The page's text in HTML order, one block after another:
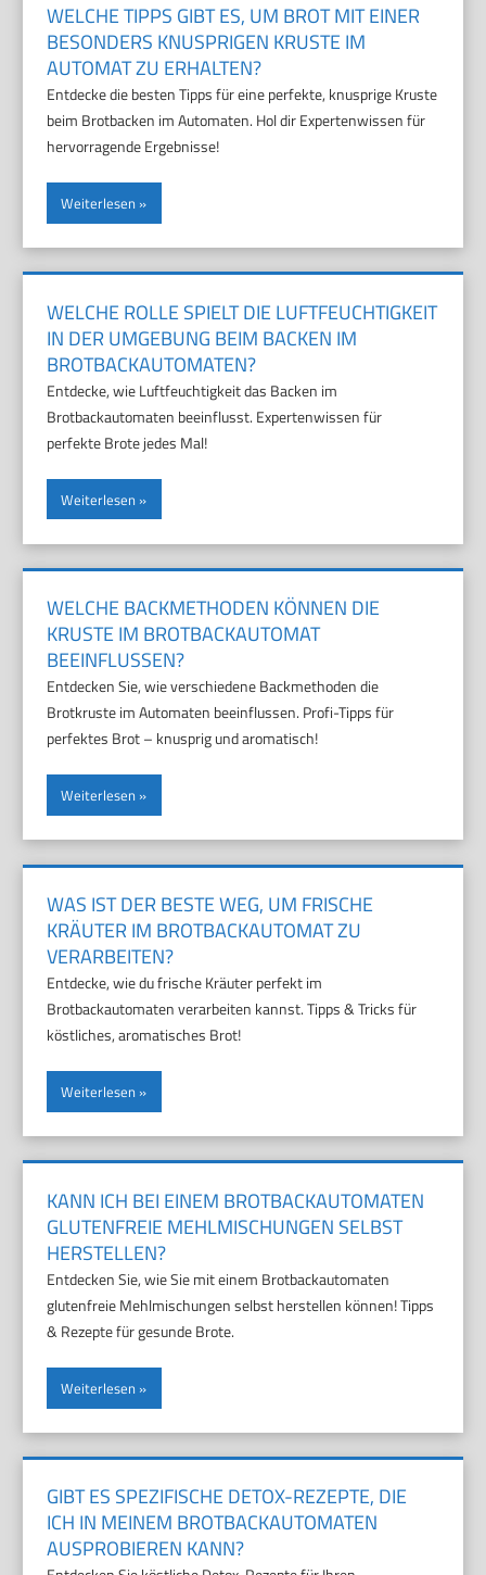
WELCHE TIPPS GIBT ES, UM BROT MIT EINER
BESONDERS KNUSPRIGEN KRUSTE IM
AUTOMAT ZU ERHALTEN?
Entdecke die besten Tipps für eine perfekte, knusprige Kruste
beim Brotbacken im Automaten. Hol dir Expertenwissen für
hervorragende Ergebnisse!
Weiterlesen
WELCHE ROLLE SPIELT DIE LUFTFEUCHTIGKEIT
IN DER UMGEBUNG BEIM BACKEN IM
BROTBACKAUTOMATEN?
Entdecke, wie Luftfeuchtigkeit das Backen im
Brotbackautomaten beeinflusst. Expertenwissen für
perfekte Brote jedes Mal!
Weiterlesen
WELCHE BACKMETHODEN KÖNNEN DIE
KRUSTE IM BROTBACKAUTOMAT
BEEINFLUSSEN?
Entdecken Sie, wie verschiedene Backmethoden die
Brotkruste im Automaten beeinflussen. Profi-Tipps für
perfektes Brot – knusprig und aromatisch!
Weiterlesen
WAS IST DER BESTE WEG, UM FRISCHE
KRÄUTER IM BROTBACKAUTOMAT ZU
VERARBEITEN?
Entdecke, wie du frische Kräuter perfekt im
Brotbackautomaten verarbeiten kannst. Tipps & Tricks für
köstliches, aromatisches Brot!
Weiterlesen
KANN ICH BEI EINEM BROTBACKAUTOMATEN
GLUTENFREIE MEHLMISCHUNGEN SELBST
HERSTELLEN?
Entdecken Sie, wie Sie mit einem Brotbackautomaten
glutenfreie Mehlmischungen selbst herstellen können! Tipps
& Rezepte für gesunde Brote.
Weiterlesen
GIBT ES SPEZIFISCHE DETOX-REZEPTE, DIE
ICH IN MEINEM BROTBACKAUTOMATEN
AUSPROBIEREN KANN?